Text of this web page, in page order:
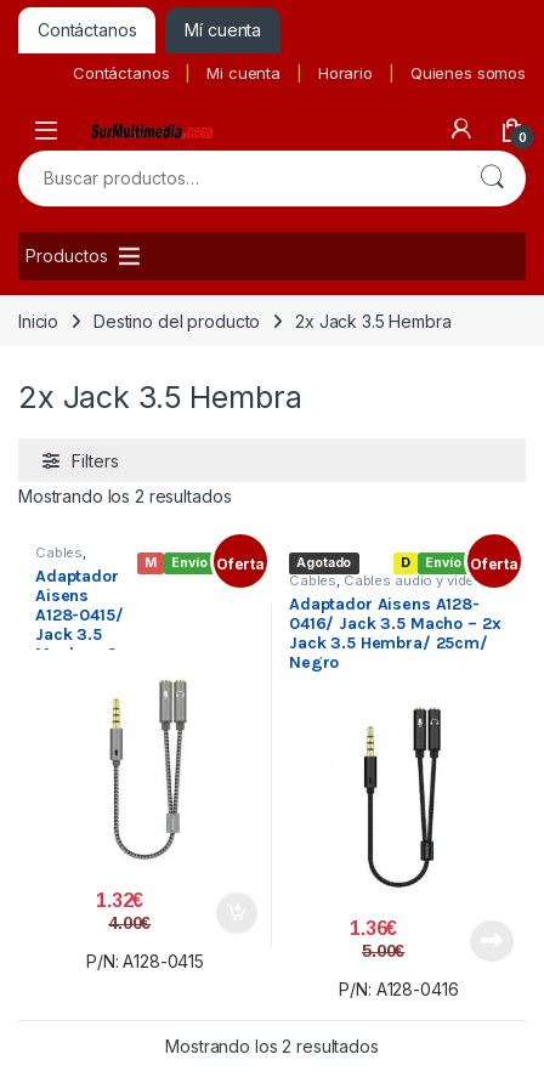
Contáctanos Mí cuenta
Contáctanos Mi cuenta Horario Quienes somos
0
Buscar por:
Productos
Inicio Destino del producto 2x Jack 3.5 Hembra
2x Jack 3.5 Hembra
Filters
Mostrando los 2 resultadosOrdenado por precio: bajo a alto
Envío gratis
M Oferta
Cables,
Cables audio y
video,
Conectividad
Adaptador
Aisens
A128-0415/
Jack 3.5
Macho – 2x
25cm/ Gris
1.32€
4.00€
P/N: A128-0415
Envío gratis
D
Agotado Oferta
Cables, Cables audio y video
Conectividad
Adaptador Aisens A128-
0416/ Jack 3.5 Macho – 2x
Jack 3.5 Hembra/ 25cm/
Negro
1.36€
5.00€
P/N: A128-0416
Mostrando los 2 resultadosOrdenado por